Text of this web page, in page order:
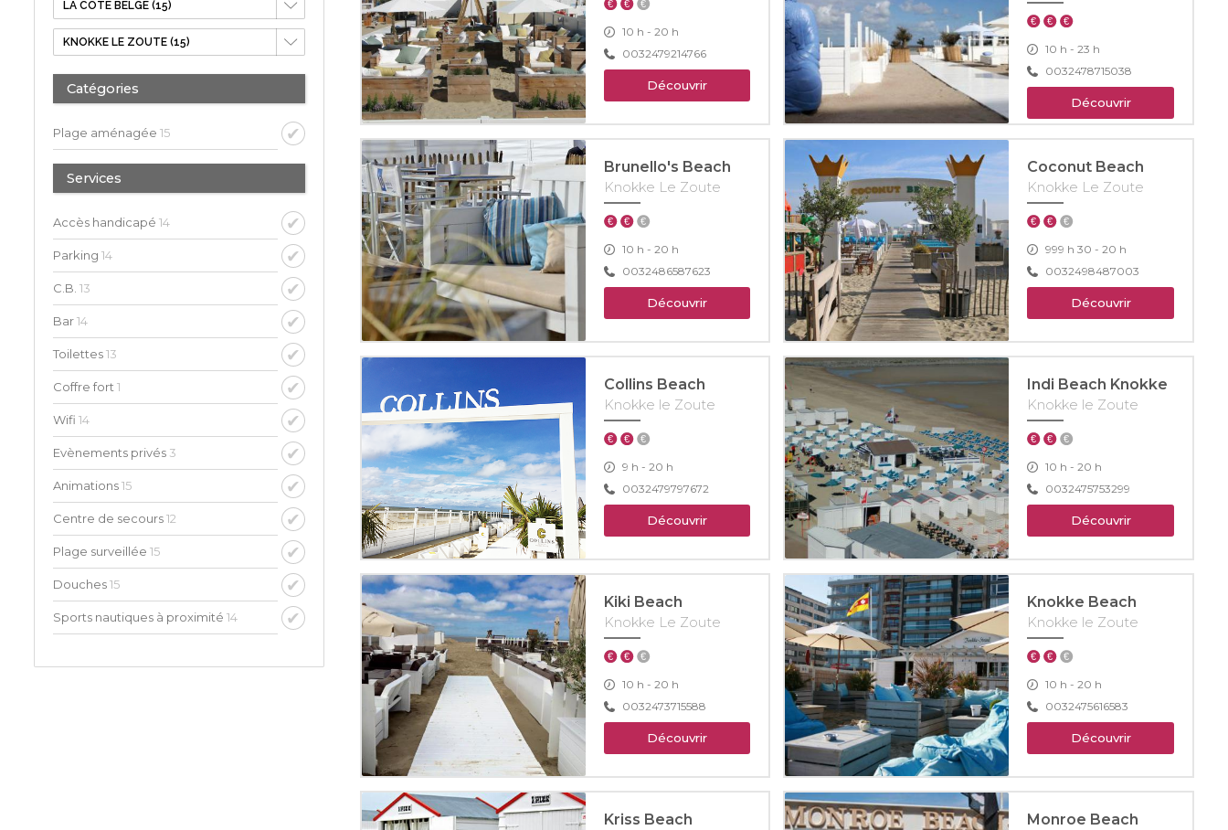
Catégories
Plage aménagée 15
Services
Accès handicapé 14
Parking 14
C.B. 13
Bar14
Toilettes13
Coffre fort 1
Wifi 14
Evènements privés 3
Animations15
Centre de secours12
Plage surveillée 15
Douches15
Sports nautiques à proximité 14
10 h - 20 h
0032479214766
Découvrir
10 h - 23 h
0032478715038
Découvrir
Brunello's Beach
Knokke Le Zoute
10 h - 20 h
0032486587623
Découvrir
Coconut Beach
Knokke Le Zoute
999 h 30 - 20 h
0032498487003
Découvrir
Collins Beach
Knokke le Zoute
9 h - 20 h
0032479797672
Découvrir
Indi Beach Knokke
Knokke le Zoute
10 h - 20 h
0032475753299
Découvrir
Kiki Beach
Knokke Le Zoute
10 h - 20 h
0032473715588
Découvrir
Knokke Beach
Knokke le Zoute
10 h - 20 h
0032475616583
Découvrir
Kriss Beach Monroe Beach